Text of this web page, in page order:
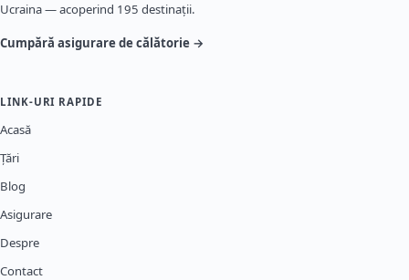
Ucraina — acoperind 195 destinații.
Cumpără asigurare de călătorie →
LINK-URI RAPIDE
Acasă
Țări
Blog
Asigurare
Despre
Contact